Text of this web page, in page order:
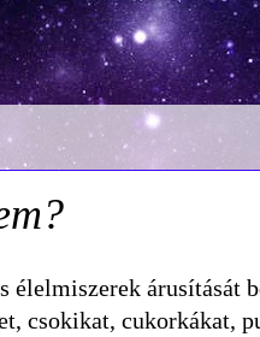
élelmiszerek
csokikat, cukorkákat,